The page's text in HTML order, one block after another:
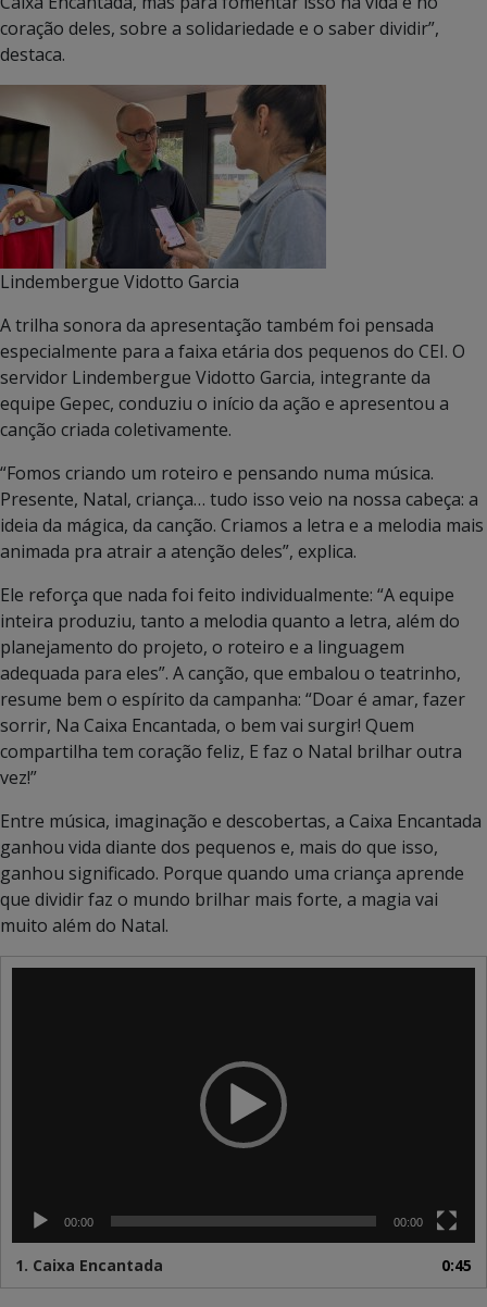
coração deles, sobre a solidariedade e o saber dividir”,
destaca.
Lindembergue Vidotto Garcia
A trilha sonora da apresentação também foi pensada
especialmente para a faixa etária dos pequenos do CEI. O
servidor Lindembergue Vidotto Garcia, integrante da
equipe Gepec, conduziu o início da ação e apresentou a
canção criada coletivamente.
“Fomos criando um roteiro e pensando numa música.
Presente, Natal, criança… tudo isso veio na nossa cabeça: a
ideia da mágica, da canção. Criamos a letra e a melodia mais
animada pra atrair a atenção deles”, explica.
Ele reforça que nada foi feito individualmente: “A equipe
inteira produziu, tanto a melodia quanto a letra, além do
planejamento do projeto, o roteiro e a linguagem
adequada para eles”. A canção, que embalou o teatrinho,
resume bem o espírito da campanha: “Doar é amar, fazer
sorrir, Na Caixa Encantada, o bem vai surgir! Quem
compartilha tem coração feliz, E faz o Natal brilhar outra
vez!”
Entre música, imaginação e descobertas, a Caixa Encantada
ganhou vida diante dos pequenos e, mais do que isso,
ganhou significado. Porque quando uma criança aprende
que dividir faz o mundo brilhar mais forte, a magia vai
muito além do Natal.
00:00 00:00
1. Caixa Encantada 0:45